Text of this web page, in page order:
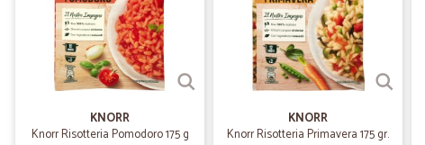
KNORR
Knorr Risotteria Pomodoro 175 g
KNORR
Knorr Risotteria Primavera 175 gr.